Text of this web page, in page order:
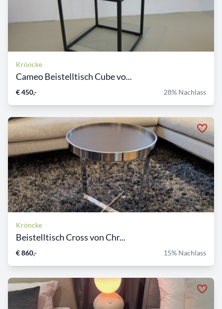
Kröncke
Cameo Beistelltisch Cube vo...
€ 450,- 28% Nachlass
Kröncke
Beistelltisch Cross von Chr...
€ 860,- 15% Nachlass